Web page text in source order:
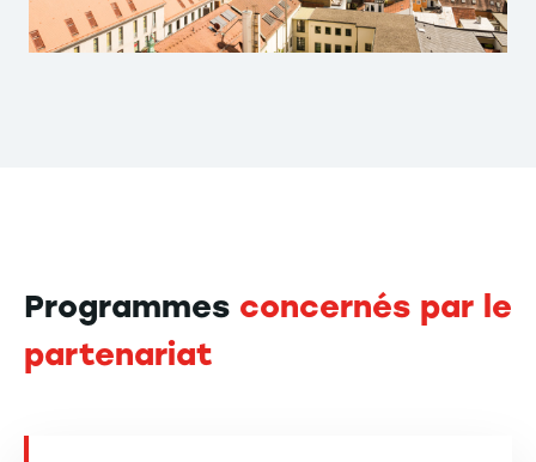
Programmes concernés par le
partenariat